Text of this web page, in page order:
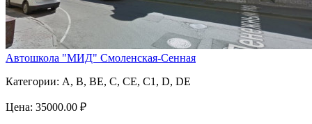
Автошкола "МИД" Смоленская-Сенная
Категории: A, B, BE, C, CE, C1, D, DE
Цена: 35000.00 ₽